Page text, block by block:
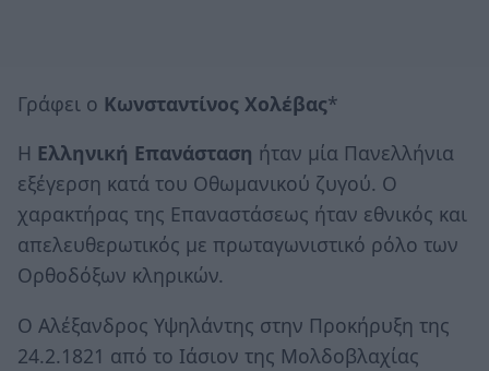
Γράφει ο Κωνσταντίνος Χολέβας*
Η Ελληνική Επανάσταση ήταν μία Πανελλήνια
εξέγερση κατά του Οθωμανικού ζυγού. Ο
χαρακτήρας της Επαναστάσεως ήταν εθνικός και
απελευθερωτικός με πρωταγωνιστικό ρόλο των
Ορθοδόξων κληρικών.
Ο Αλέξανδρος Υψηλάντης στην Προκήρυξη της
24.2.1821 από το Ιάσιον της Μολδοβλαχίας